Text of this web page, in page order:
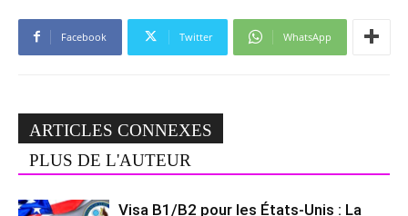
Facebook Twitter WhatsApp
ARTICLES CONNEXES
PLUS DE L'AUTEUR
Visa B1/B2 pour les États-Unis : La